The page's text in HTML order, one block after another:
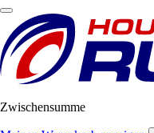
Zwischensumme